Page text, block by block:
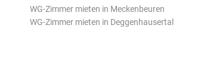
WG-Zimmer mieten in Meckenbeuren
WG-Zimmer mieten in Deggenhausertal